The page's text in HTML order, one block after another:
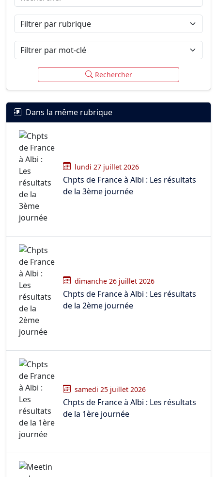
Filtrer par rubrique
Filtrer par mot-clé
Rechercher
Dans la même rubrique
lundi 27 juillet 2026
Chpts de France à Albi : Les résultats
de la 3ème journée
dimanche 26 juillet 2026
Chpts de France à Albi : Les résultats
de la 2ème journée
samedi 25 juillet 2026
Chpts de France à Albi : Les résultats
de la 1ère journée